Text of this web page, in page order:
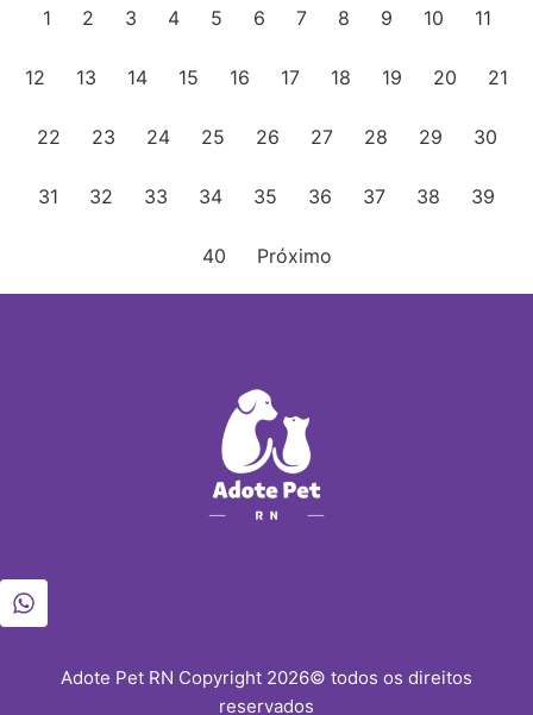
1 2 3 4 5 6 7 8 9 10 11
12 13 14 15 16 17 18 19 20 21
22 23 24 25 26 27 28 29 30
31 32 33 34 35 36 37 38 39
40 Próximo
Adote Pet RN Copyright 2026© todos os direitos
reservados